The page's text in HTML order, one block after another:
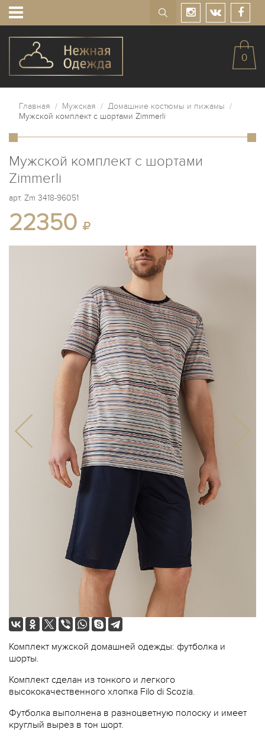
0
Главная / Мужская / Домашние костюмы и пижамы /
Мужской комплект с шортами Zimmerli
Мужской комплект с шортами
Zimmerli
арт. Zm 3418-96051
22350
Комплект мужской домашней одежды: футболка и
шорты.
Комплект сделан из тонкого и легкого
высококачественного хлопка Filo di Scozia.
Футболка выполнена в разноцветную полоску и имеет
круглый вырез в тон шорт.